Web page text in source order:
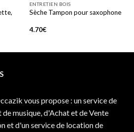
ENTRETIEN BOIS
Sèche Tampon pour saxophone
4.70€
vous propose : un service de
musique, d'Achat et de Vente
et d'un service de location de